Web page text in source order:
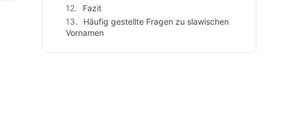
Fazit
Häufig gestellte Fragen zu slawischen
Vornamen